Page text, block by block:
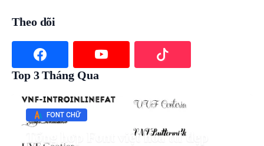
Theo dõi
Top 3 Tháng Qua
FONT CHỮ
Tổng hợp Font việt hóa ttf đẹp